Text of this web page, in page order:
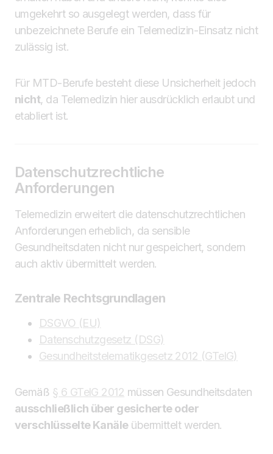
umgekehrt so ausgelegt werden, dass für
unbezeichnete Berufe ein Telemedizin-Einsatz nicht
zulässig ist.
Für MTD-Berufe besteht diese Unsicherheit jedoch
nicht, da Telemedizin hier ausdrücklich erlaubt und
etabliert ist.
Datenschutzrechtliche
Anforderungen
Telemedizin erweitert die datenschutzrechtlichen
Anforderungen erheblich, da sensible
Gesundheitsdaten nicht nur gespeichert, sondern
auch aktiv übermittelt werden.
Zentrale Rechtsgrundlagen
DSGVO (EU)
Datenschutzgesetz (DSG)
Gesundheitstelematikgesetz 2012 (GTelG)
Gemäß § 6 GTelG 2012 müssen Gesundheitsdaten
ausschließlich über gesicherte oder
verschlüsselte Kanäleübermittelt werden.